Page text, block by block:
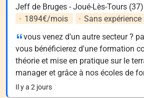
Jeff de Bruges - Joué-Lès-Tours (37)
1894€/mois
Sans expérience
vous venez d'un autre secteur ?
vous bénéficierez d'une formation
théorie et mise en pratique sur le
manager et grâce à nos écoles de
Il y a 2 jours